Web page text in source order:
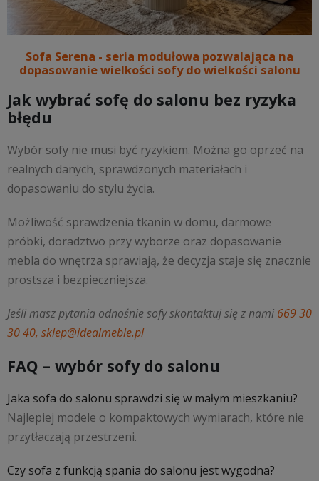
Sofa Serena - seria modułowa pozwalająca na
dopasowanie wielkości sofy do wielkości salonu
Jak wybrać sofę do salonu bez ryzyka
błędu
Wybór sofy nie musi być ryzykiem. Można go oprzeć na
realnych danych, sprawdzonych materiałach i
dopasowaniu do stylu życia.
Możliwość sprawdzenia tkanin w domu, darmowe
próbki, doradztwo przy wyborze oraz dopasowanie
mebla do wnętrza sprawiają, że decyzja staje się znacznie
prostsza i bezpieczniejsza.
Jeśli masz pytania odnośnie sofy skontaktuj się z nami 669 30
30 40, sklep@idealmeble.pl
FAQ – wybór sofy do salonu
Jaka sofa do salonu sprawdzi się w małym mieszkaniu?
Najlepiej modele o kompaktowych wymiarach, które nie
przytłaczają przestrzeni.
Czy sofa z funkcją spania do salonu jest wygodna?